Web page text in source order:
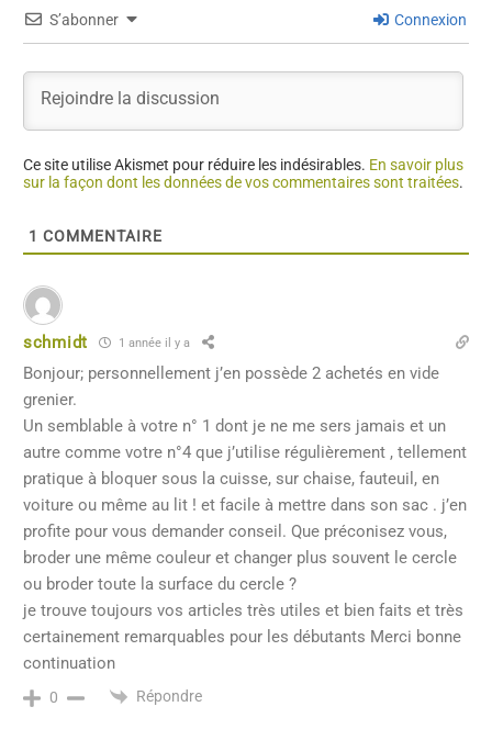
S’abonner Connexion
Ce site utilise Akismet pour réduire les indésirables. En savoir plus
sur la façon dont les données de vos commentaires sont traitées.
1 COMMENTAIRE
schmidt 1 année il y a
Bonjour; personnellement j’en possède 2 achetés en vide
grenier.
Un semblable à votre n° 1 dont je ne me sers jamais et un
autre comme votre n°4 que j’utilise régulièrement , tellement
pratique à bloquer sous la cuisse, sur chaise, fauteuil, en
voiture ou même au lit ! et facile à mettre dans son sac . j’en
profite pour vous demander conseil. Que préconisez vous,
broder une même couleur et changer plus souvent le cercle
ou broder toute la surface du cercle ?
je trouve toujours vos articles très utiles et bien faits et très
certainement remarquables pour les débutants Merci bonne
continuation
0 Répondre